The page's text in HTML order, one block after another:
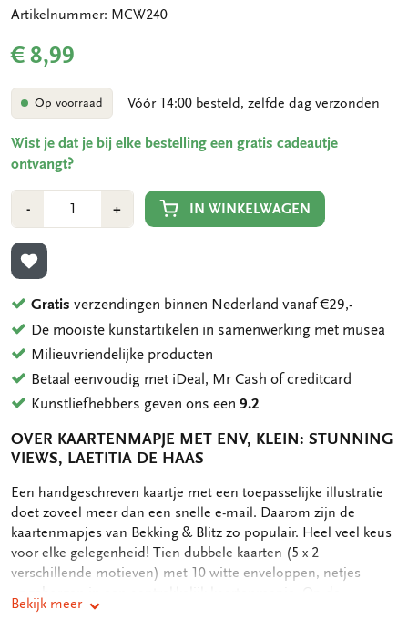
Artikelnummer: MCW240
€ 8,99
Op voorraad Vóór 14:00 besteld, zelfde dag verzonden
Wist je dat je bij elke bestelling een gratis cadeautje
ontvangt?
-Min
1
+Plus
1
IN WINKELWAGEN
TOEVOEGEN AAN VERLANGLIJST
Gratis verzendingen binnen Nederland vanaf €29,-
De mooiste kunstartikelen in samenwerking met musea
Milieuvriendelijke producten
Betaal eenvoudig met iDeal, Mr Cash of creditcard
Kunstliefhebbers geven ons een9.2
OVER KAARTENMAPJE MET ENV, KLEIN: STUNNING
VIEWS, LAETITIA DE HAAS
OMSCHRIJVING
Een handgeschreven kaartje met een toepasselijke illustratie
doet zoveel meer dan een snelle e-mail. Daarom zijn de
kaartenmapjes van Bekking & Blitz zo populair. Heel veel keus
voor elke gelegenheid! Tien dubbele kaarten (5 x 2
verschillende motieven) met 10 witte enveloppen, netjes
achterkant van het mapje staan de verschillende motieven
Bekijk meer